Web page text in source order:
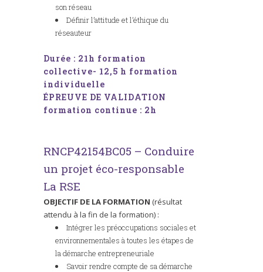
son réseau
Définir l’attitude et l’éthique du
réseauteur
Durée : 21h formation
collective- 12,5 h formation
individuelle
ÉPREUVE DE VALIDATION
formation continue : 2h
RNCP42154BC05 – Conduire
un projet éco-responsable
La RSE
OBJECTIF DE LA FORMATION (résultat
attendu à la fin de la formation) :
Intégrer les préoccupations sociales et
environnementales à toutes les étapes de
la démarche entrepreneuriale
Savoir rendre compte de sa démarche